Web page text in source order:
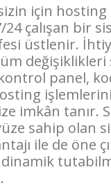
için hosting
çalışan bir
üstlenir.
değişiklikleri
panel,
imkân tanır.
sahip olan
ile de öne